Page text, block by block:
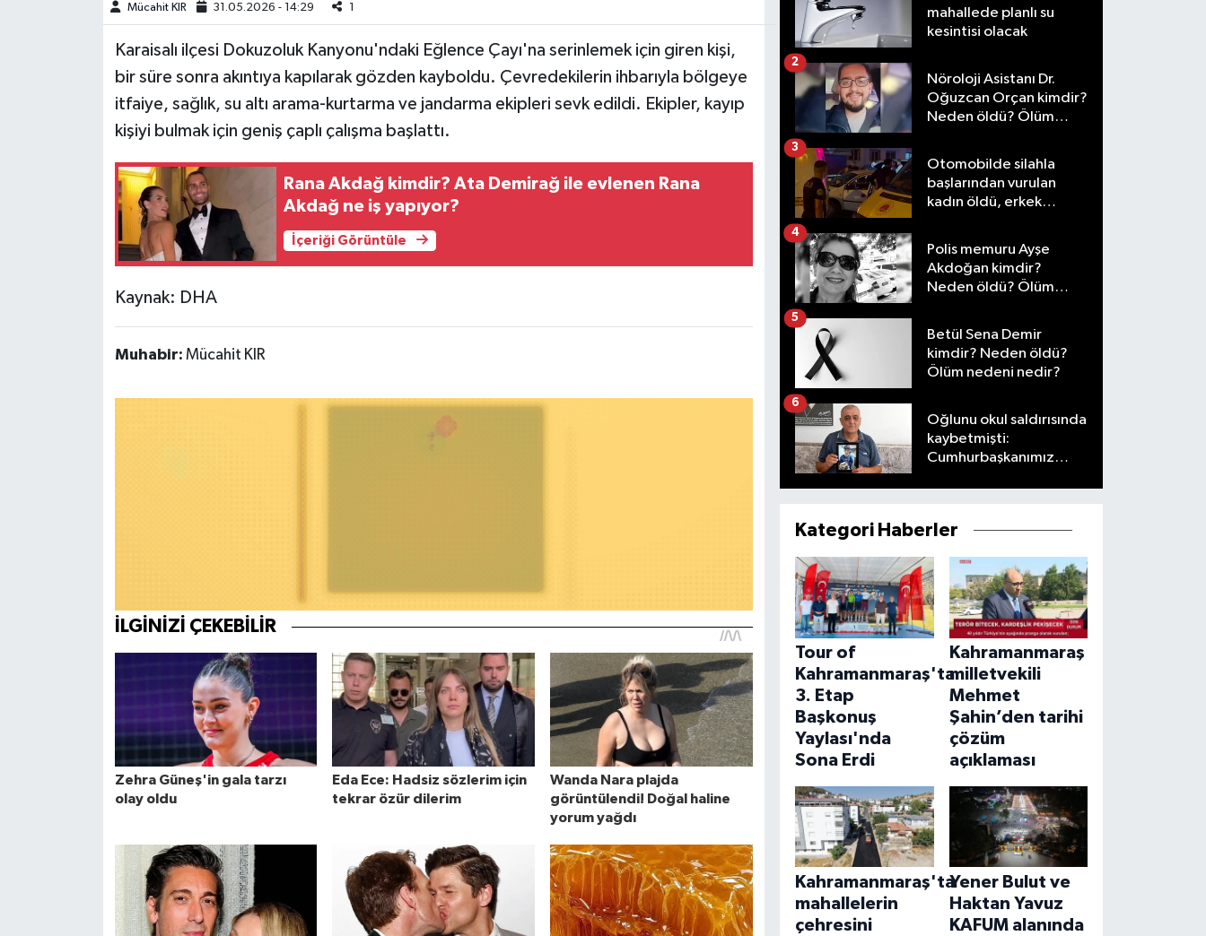
Mücahit KIR 31.05.2026 - 14:29
Karaisalı ilçesi Dokuzoluk Kanyonu'ndaki Eğlence Çayı'na serinlemek için giren kişi,
bir süre sonra akıntıya kapılarak gözden kayboldu. Çevredekilerin ihbarıyla bölgeye
itfaiye, sağlık, su altı arama-kurtarma ve jandarma ekipleri sevk edildi. Ekipler, kayıp
kişiyi bulmak için geniş çaplı çalışma başlattı.
Rana Akdağ kimdir? Ata Demirağ ile evlenen Rana
Akdağ ne iş yapıyor?
İçeriği Görüntüle
Kaynak: DHA
Muhabir: Mücahit KIR
mahallede planlı su
kesintisi olacak
Nöroloji Asistanı Dr.
Oğuzcan Orçan kimdir?
Neden öldü? Ölüm
2
Otomobilde silahla
başlarından vurulan
kadın öldü, erkek
3
Polis memuru Ayşe
Akdoğan kimdir?
Neden öldü? Ölüm
4
Betül Sena Demir
kimdir? Neden öldü?
Ölüm nedeni nedir?
5
Oğlunu okul saldırısında
kaybetmişti:
Cumhurbaşkanımız
6
Kategori Haberler
Tour of
Kahramanmaraş'ta
3. Etap
Başkonuş
Yaylası'nda
Sona Erdi
Kahramanmaraş
milletvekili
Mehmet
Şahin’den tarihi
çözüm
açıklaması
Kahramanmaraş'ta
mahallelerin
çehresini
Yener Bulut ve
Haktan Yavuz
KAFUM alanında
Kültür Sanat
Manşet Altı
Manşetler
Resmi İlan
SürManşet